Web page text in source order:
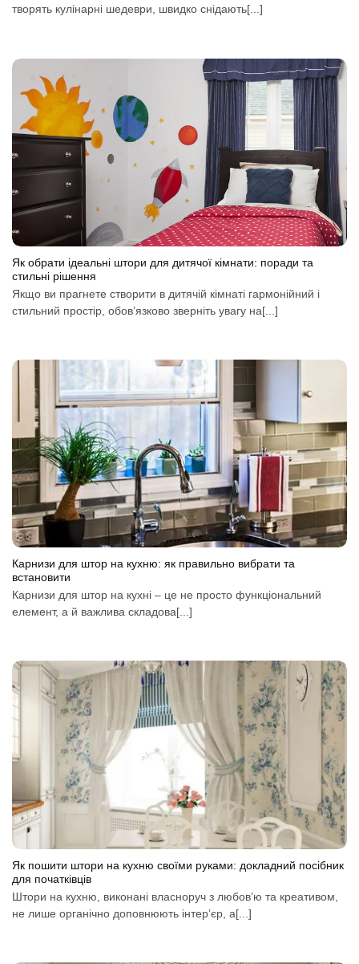
творять кулінарні шедеври, швидко снідають[...]
Як обрати ідеальні штори для дитячої кімнати: поради та
стильні рішення
Якщо ви прагнете створити в дитячій кімнаті гармонійний і
стильний простір, обов’язково зверніть увагу на[...]
Карнизи для штор на кухню: як правильно вибрати та
встановити
Карнизи для штор на кухні – це не просто функціональний
елемент, а й важлива складова[...]
Як пошити штори на кухню своїми руками: докладний посібник
для початківців
Штори на кухню, виконані власноруч з любов’ю та креативом,
не лише органічно доповнюють інтер’єр, а[...]